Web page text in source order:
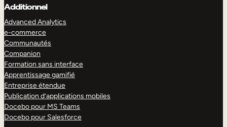
Additionnel
Advanced Analytics
e-commerce
Communautés
Companion
Formation sans interface
Apprentissage gamifié
Entreprise étendue
Publication d’applications mobiles
Docebo pour MS Teams
Docebo pour Salesforce